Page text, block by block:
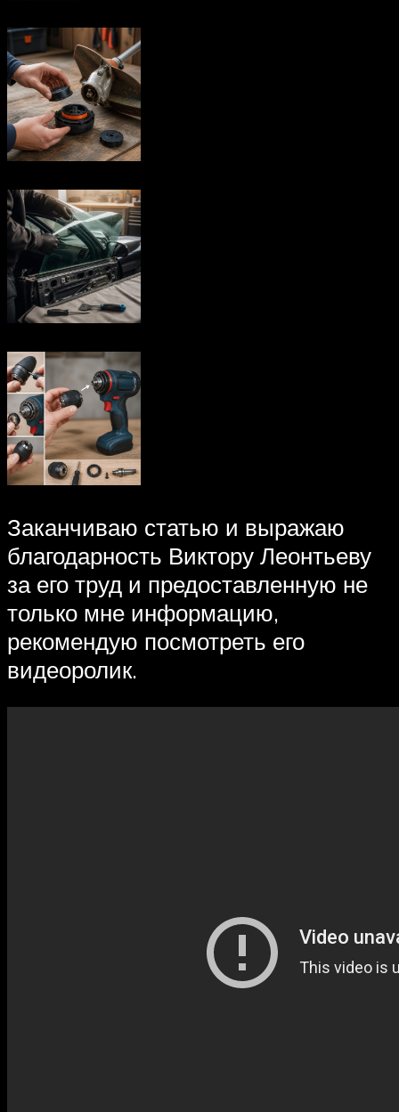
Заканчиваю статью и выражаю
благодарность Виктору Леонтьеву
за его труд и предоставленную не
только мне информацию,
рекомендую посмотреть его
видеоролик.